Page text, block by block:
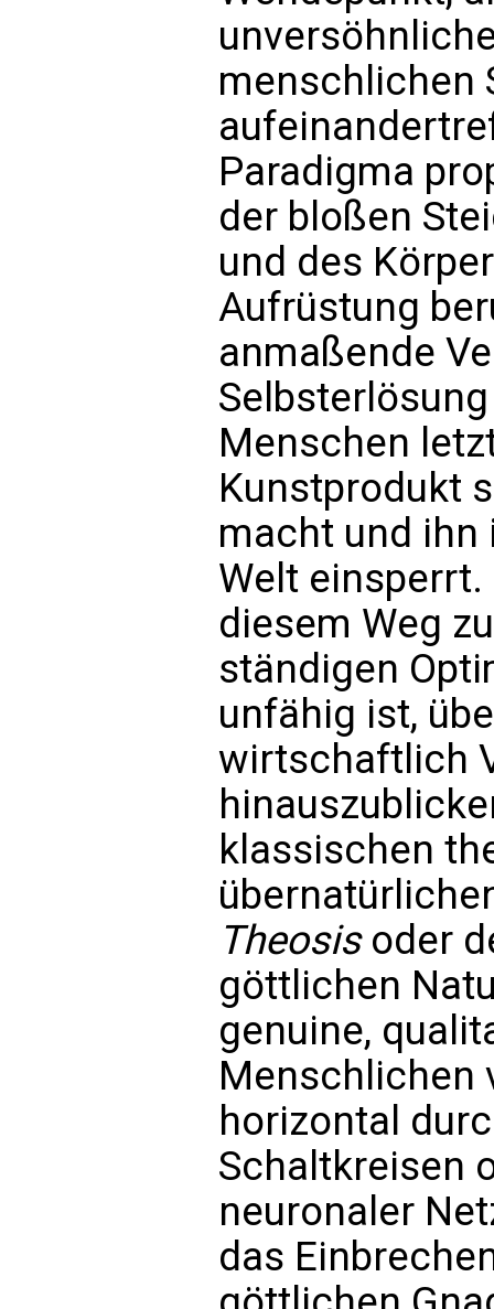
menschlichen
Paradigma
der bloßen
und des
Aufrüstung
anmaßende
Menschen
Kunstprodukt
macht und ihn
Welt
diesem Weg
ständigen
unfähig ist,
wirtschaftlich
klassischen
Theosisoder
göttlichen
genuine,
Menschlichen
horizontal
Schaltkreisen
neuronaler
das